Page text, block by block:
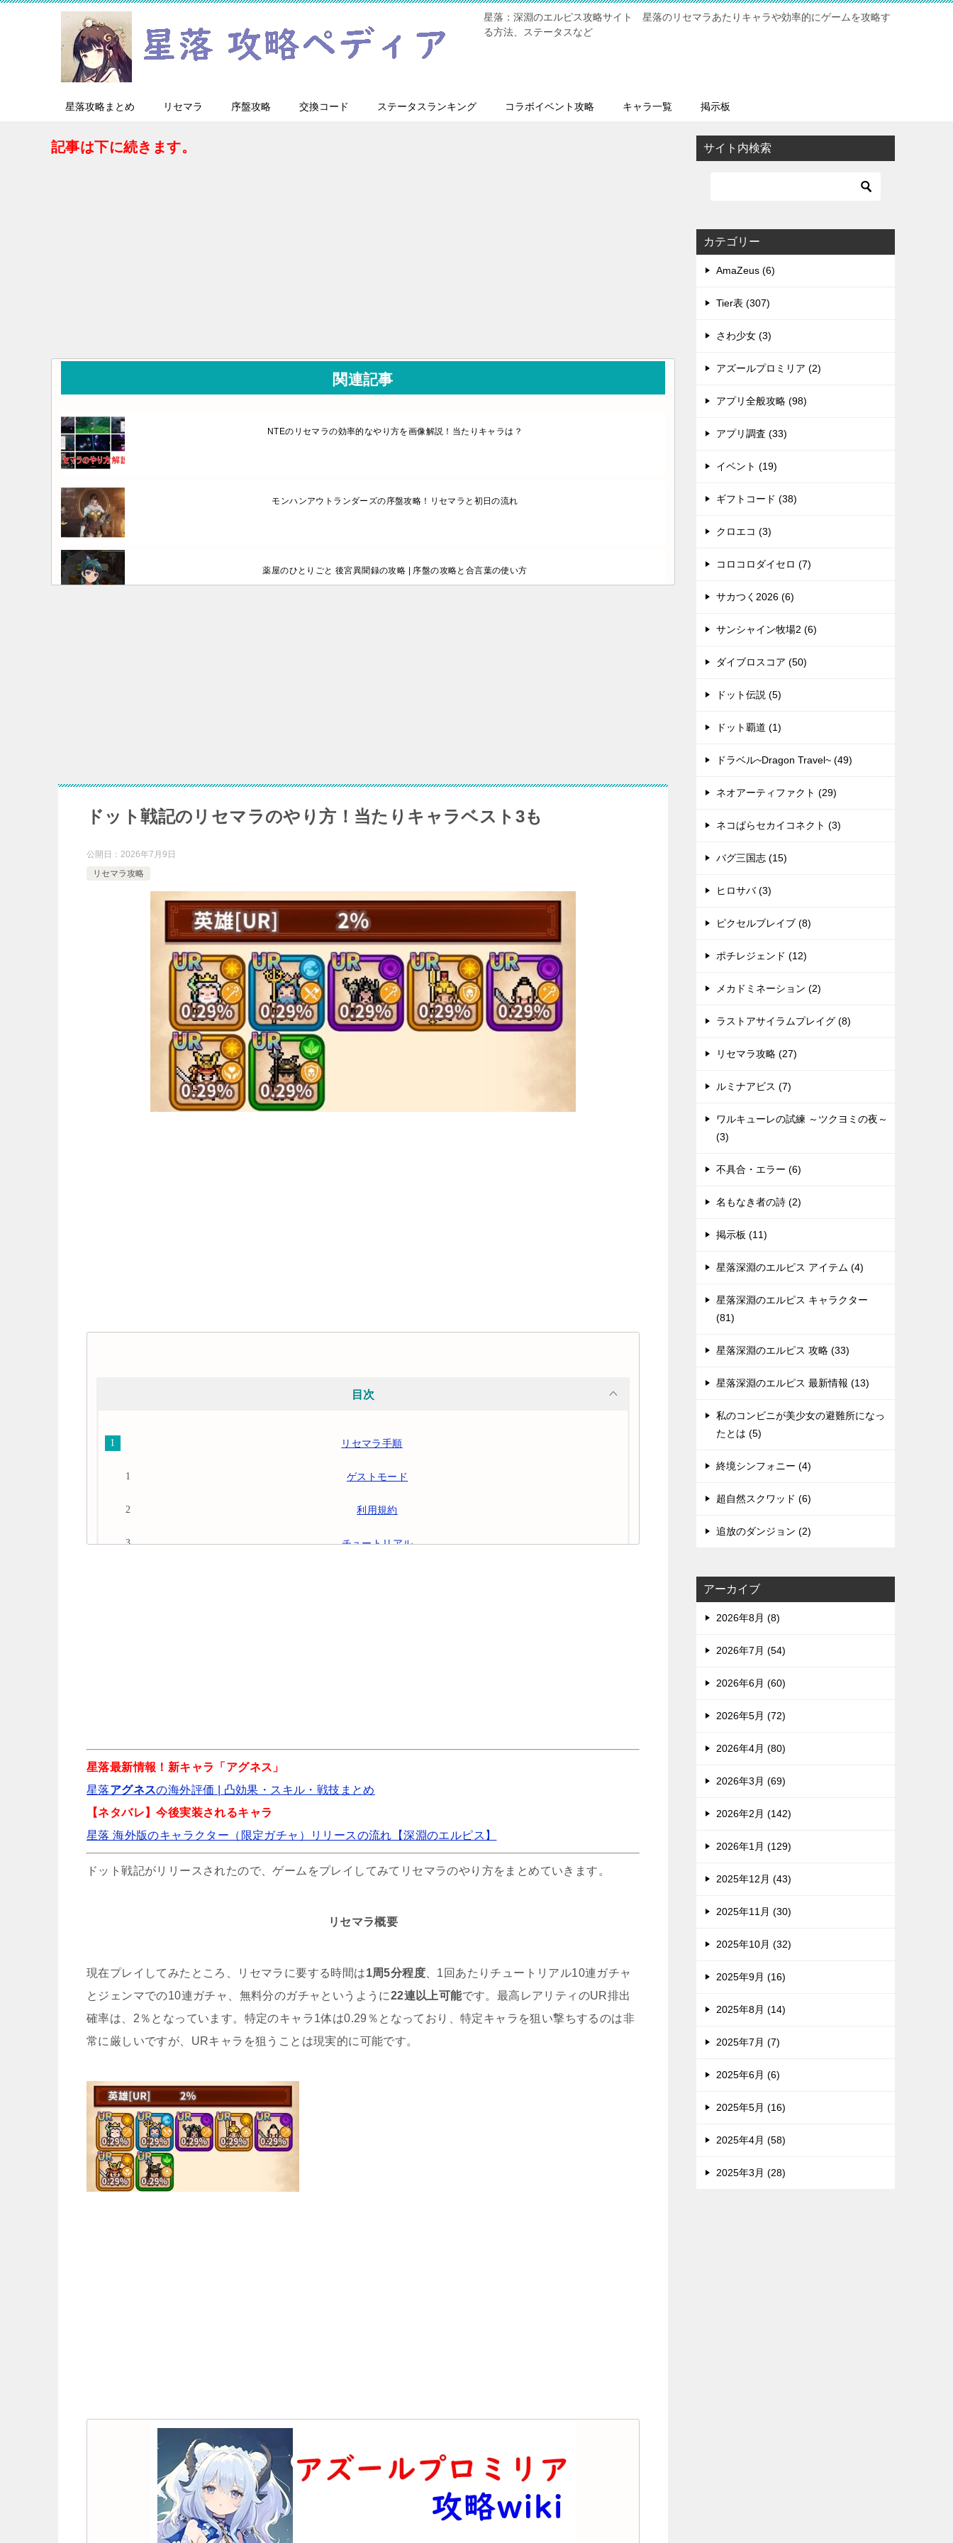
星落：深淵のエルピス攻略サイト 星落のリセマラあたりキャラや効率的にゲームを攻略す
る方法、ステータスなど
星落攻略まとめ リセマラ 序盤攻略 交換コード ステータスランキング コラボイベント攻略 キャラ一覧 掲示板
記事は下に続きます。
関連記事
NTEのリセマラの効率的なやり方を画像解説！当たりキャラは？
モンハンアウトランダーズの序盤攻略！リセマラと初日の流れ
薬屋のひとりごと 後宮異聞録の攻略 | 序盤の攻略と合言葉の使い方
ドット戦記のリセマラのやり方！当たりキャラベスト3も
公開日： 2026年7月9日
リセマラ攻略
目次
リセマラ手順
ゲストモード
利用規約
チュートリアル
【アプリ】リィンカーネーションの終焉はリセマラするべき？
ドキドキディフェンスはリセマラするべき？
薬屋のひとりごと 後宮異聞録の攻略 | 序盤の攻略と合言葉の使い方
転生チキンのリセマラ攻略！金SSキャラは非現実的？
星落最新情報！新キャラ「アグネス」
星落アグネスの海外評価 | 凸効果・スキル・戦技まとめ️
【ネタバレ】今後実装されるキャラ
星落 海外版のキャラクター（限定ガチャ）リリースの流れ【深淵のエルピス】
ドット戦記がリリースされたので、ゲームをプレイしてみてリセマラのやり方をまとめていきます。
リセマラ概要
現在プレイしてみたところ、リセマラに要する時間は1周5分程度 、1回あたりチュートリアル10連ガチャ
とジェンマでの10連ガチャ、無料分のガチャというように22連以上可能です。最高レアリティのUR排出
確率は、2％となっています。特定のキャラ1体は0.29％となっており、特定キャラを狙い撃ちするのは非
常に厳しいですが、URキャラを狙うことは現実的に可能です。
サイト内検索
カテゴリー
AmaZeus (6)
Tier表 (307)
さわ少女 (3)
アズールプロミリア (2)
アプリ全般攻略 (98)
アプリ調査 (33)
イベント (19)
ギフトコード (38)
クロエコ (3)
コロコロダイセロ (7)
サカつく2026 (6)
サンシャイン牧場2 (6)
ダイブロスコア (50)
ドット伝説 (5)
ドット覇道 (1)
ドラベル~Dragon Travel~ (49)
ネオアーティファクト (29)
ネコぱらセカイコネクト (3)
バグ三国志 (15)
ヒロサバ (3)
ピクセルブレイブ (8)
ポチレジェンド (12)
メカドミネーション (2)
ラストアサイラムプレイグ (8)
リセマラ攻略 (27)
ルミナアビス (7)
ワルキューレの試練 ～ツクヨミの夜～
(3)
不具合・エラー (6)
名もなき者の詩 (2)
掲示板 (11)
星落深淵のエルピス アイテム (4)
星落深淵のエルピス キャラクター
(81)
星落深淵のエルピス 攻略 (33)
星落深淵のエルピス 最新情報 (13)
私のコンビニが美少女の避難所になっ
たとは (5)
終境シンフォニー (4)
超自然スクワッド (6)
追放のダンジョン (2)
アーカイブ
2026年8月 (8)
2026年7月 (54)
2026年6月 (60)
2026年5月 (72)
2026年4月 (80)
2026年3月 (69)
2026年2月 (142)
2026年1月 (129)
2025年12月 (43)
2025年11月 (30)
2025年10月 (32)
2025年9月 (16)
2025年8月 (14)
2025年7月 (7)
2025年6月 (6)
2025年5月 (16)
2025年4月 (58)
2025年3月 (28)